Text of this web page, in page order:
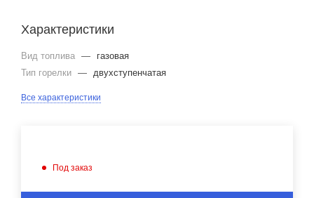
Характеристики
Вид топлива —
газовая
Тип горелки — двухступенчатая
Все характеристики
Под заказ